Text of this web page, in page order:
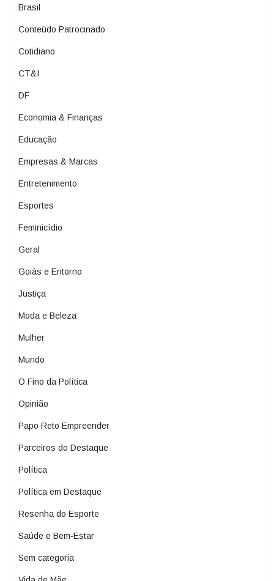
Brasil
Conteúdo Patrocinado
Cotidiano
CT&I
DF
Economia & Finanças
Educação
Empresas & Marcas
Entretenimento
Esportes
Feminicídio
Geral
Goiás e Entorno
Justiça
Moda e Beleza
Mulher
Mundo
O Fino da Política
Opinião
Papo Reto Empreender
Parceiros do Destaque
Política
Política em Destaque
Resenha do Esporte
Saúde e Bem-Estar
Sem categoria